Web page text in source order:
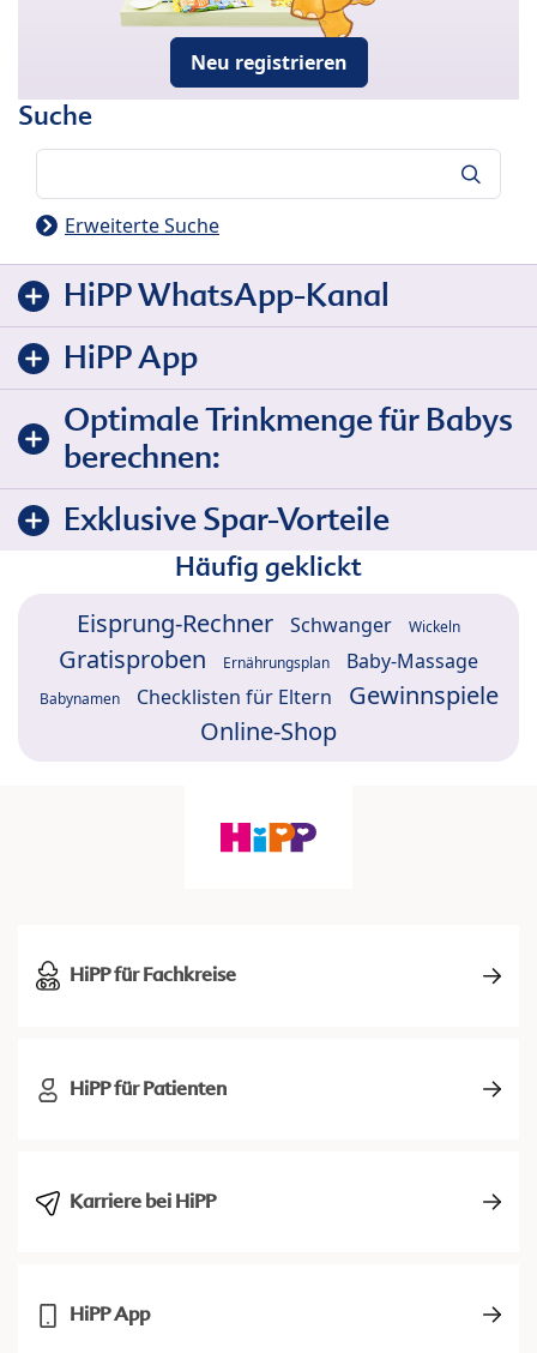
Neu registrieren
Suche
Erweiterte Suche
HiPP WhatsApp-Kanal
HiPP App
Optimale Trinkmenge für Babys
berechnen:
Exklusive Spar-Vorteile
Häufig geklickt
Eisprung-Rechner Schwanger Wickeln
Gratisproben Ernährungsplan Baby-Massage
Babynamen Checklisten für Eltern
Gewinnspiele
Online-Shop
HiPP für Fachkreise
HiPP für Patienten
Karriere bei HiPP
HiPP App